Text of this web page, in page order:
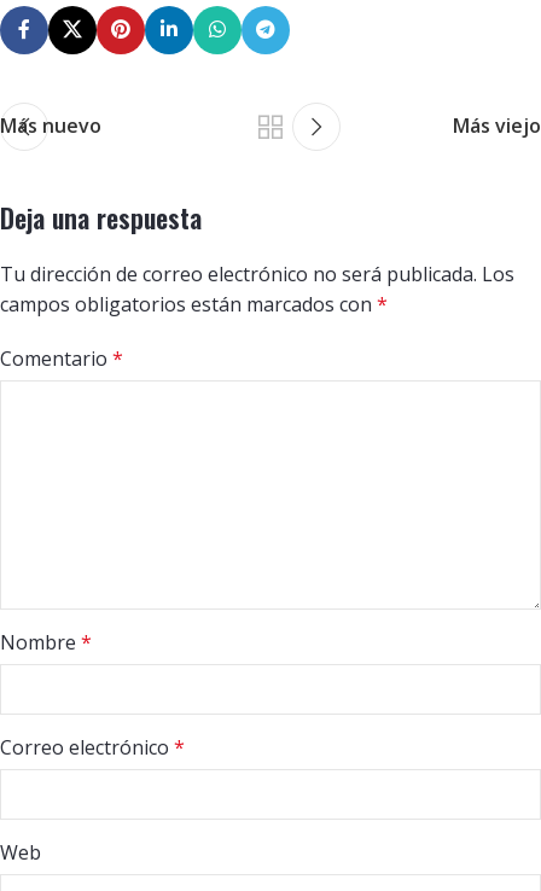
Más nuevo Más viejo
Deja una respuesta
Tu dirección de correo electrónico no será publicada. Los
campos obligatorios están marcados con *
Comentario *
Nombre *
Correo electrónico *
Web